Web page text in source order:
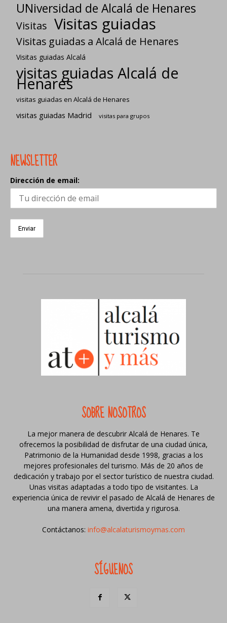
UNiversidad de Alcalá de Henares
Visitas Visitas guiadas
Visitas guiadas a Alcalá de Henares
Visitas guiadas Alcalá
visitas guiadas Alcalá de
Henares
visitas guiadas en Alcalá de Henares
visitas guiadas Madrid visitas para grupos
NEWSLETTER
Dirección de email:
SOBRE NOSOTROS
La mejor manera de descubrir Alcalá de Henares. Te
ofrecemos la posibilidad de disfrutar de una ciudad única,
Patrimonio de la Humanidad desde 1998, gracias a los
mejores profesionales del turismo. Más de 20 años de
dedicación y trabajo por el sector turístico de nuestra ciudad.
Unas visitas adaptadas a todo tipo de visitantes. La
experiencia única de revivir el pasado de Alcalá de Henares de
una manera amena, divertida y rigurosa.
Contáctanos: info@alcalaturismoymas.com
SÍGUENOS